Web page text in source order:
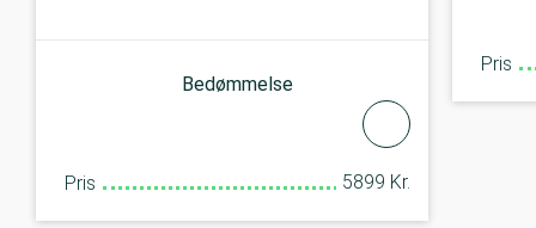
Bedømmelse
Pris 5899 Kr.
Pris